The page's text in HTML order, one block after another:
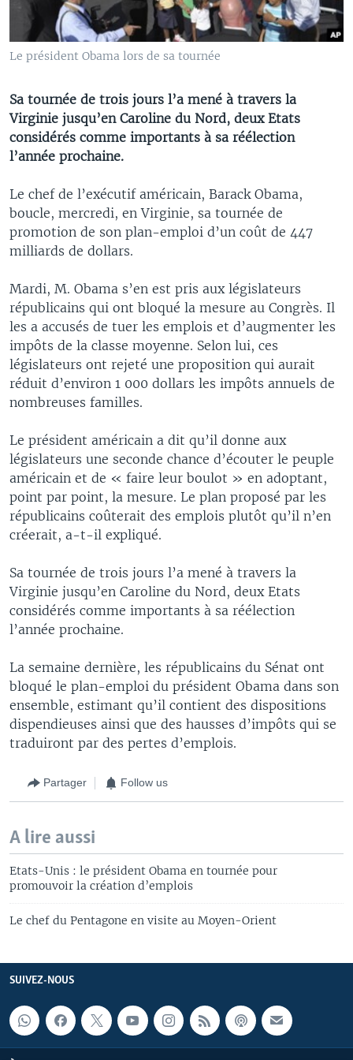
Le président Obama lors de sa tournée
Sa tournée de trois jours l’a mené à travers la
Virginie jusqu’en Caroline du Nord, deux Etats
considérés comme importants à sa réélection
l’année prochaine.
Le chef de l’exécutif américain, Barack Obama,
boucle, mercredi, en Virginie, sa tournée de
promotion de son plan-emploi d’un coût de 447
milliards de dollars.
Mardi, M. Obama s’en est pris aux législateurs
républicains qui ont bloqué la mesure au Congrès. Il
les a accusés de tuer les emplois et d’augmenter les
impôts de la classe moyenne. Selon lui, ces
législateurs ont rejeté une proposition qui aurait
réduit d’environ 1 000 dollars les impôts annuels de
nombreuses familles.
Le président américain a dit qu’il donne aux
législateurs une seconde chance d’écouter le peuple
américain et de « faire leur boulot » en adoptant,
point par point, la mesure. Le plan proposé par les
républicains coûterait des emplois plutôt qu’il n’en
créerait, a-t-il expliqué.
Sa tournée de trois jours l’a mené à travers la
Virginie jusqu’en Caroline du Nord, deux Etats
considérés comme importants à sa réélection
l’année prochaine.
La semaine dernière, les républicains du Sénat ont
bloqué le plan-emploi du président Obama dans son
ensemble, estimant qu’il contient des dispositions
dispendieuses ainsi que des hausses d’impôts qui se
traduiront par des pertes d’emplois.
Partager Follow us
A lire aussi
Etats-Unis : le président Obama en tournée pour
promouvoir la création d’emplois
Le chef du Pentagone en visite au Moyen-Orient
SUIVEZ-NOUS